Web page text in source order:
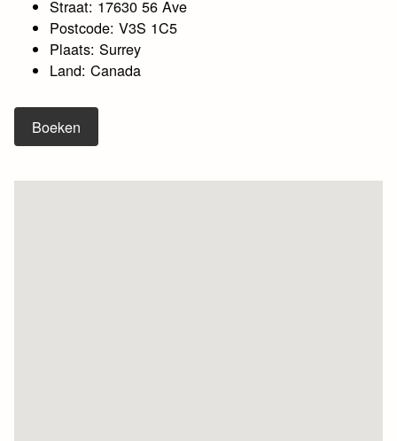
Straat: 17630 56 Ave
Postcode: V3S 1C5
Plaats: Surrey
Land: Canada
Boeken